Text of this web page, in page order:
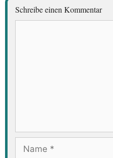
Schreibe einen Kommentar